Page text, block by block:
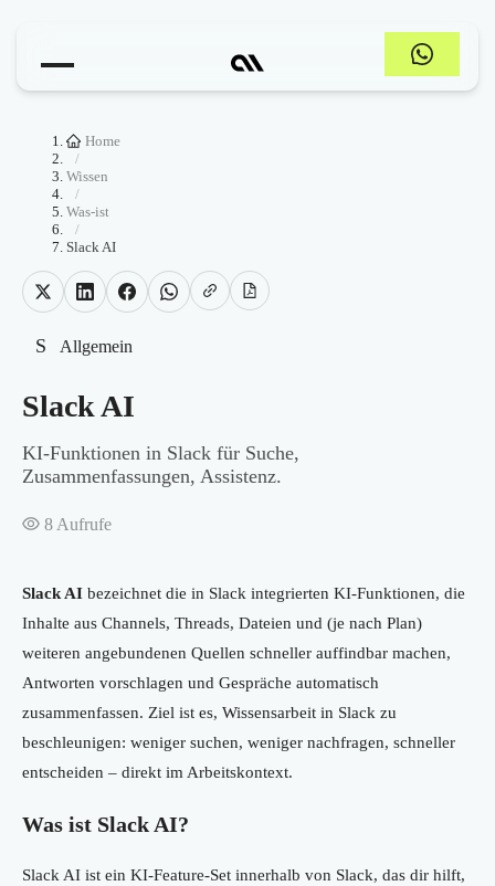
Home
/
Wissen
/
Was-ist
/
Slack AI
S Allgemein
Slack AI
KI-Funktionen in Slack für Suche,
Zusammenfassungen, Assistenz.
8 Aufrufe
Slack AI bezeichnet die in Slack integrierten KI-Funktionen, die
Inhalte aus Channels, Threads, Dateien und (je nach Plan)
weiteren angebundenen Quellen schneller auffindbar machen,
Antworten vorschlagen und Gespräche automatisch
zusammenfassen. Ziel ist es, Wissensarbeit in Slack zu
beschleunigen: weniger suchen, weniger nachfragen, schneller
entscheiden – direkt im Arbeitskontext.
Was ist Slack AI?
Slack AI ist ein KI-Feature-Set innerhalb von Slack, das dir hilft,